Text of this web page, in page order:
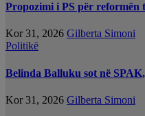
Propozimi i PS për reformën
Kor 31, 2026 Gilberta Simoni
Politikë
Belinda Balluku sot në
Kor 31, 2026 Gilberta Simoni